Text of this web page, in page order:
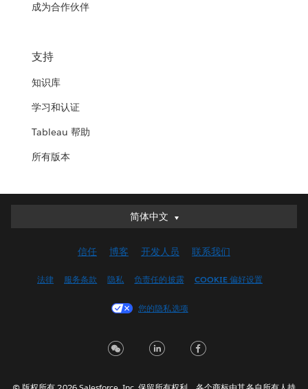
成为合作伙伴
支持
知识库
学习和认证
Tableau 帮助
所有版本
简体中文
简体中文
English (UK)
Français (Canada)
Italiano
信任 博客 开发人员 联系我们
法律 服务条款 隐私 负责任的披露 COOKIE 偏好设置
您的隐私选项